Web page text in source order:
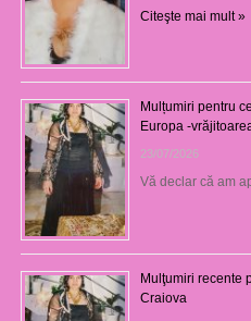
Citeşte mai mult »
Mulțumiri pentru
Europa -
23/07/2026
Vă declar că am
Mulţumiri recente
Craiova